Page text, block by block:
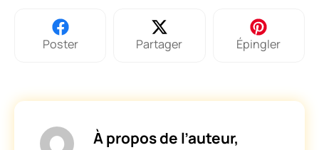
Poster Partager Épingler
À propos de l’auteur,